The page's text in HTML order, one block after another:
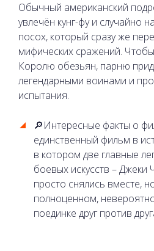
Обычный американский
увлечён кунг-фу и случайно
посох, который сразу же
мифических сражений.
Королю обезьян, парню
легендарными воинами и
испытания.
🔎Интересные факты о
единственный фильм в
в котором две главные
боевых искусств – Джеки
просто снялись вместе,
полноценном,
поединке друг против